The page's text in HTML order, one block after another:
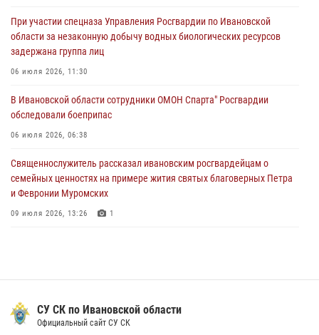
охранными организациями состоялся в Управлении Росгвардии по
Ивановской области
24 июля 2026, 15:25
патроны у местного жителя
При участии спецназа Управления Росгвардии по Ивановской
области за незаконную добычу водных биологических ресурсов
задержана группа лиц
06 июля 2026, 11:30
В Ивановской области сотрудники ОМОН Спарта" Росгвардии
обследовали боеприпас
06 июля 2026, 06:38
Священнослужитель рассказал ивановским росгвардейцам о
семейных ценностях на примере жития святых благоверных Петра
и Февронии Муромских
09 июля 2026, 13:26 1
В Иванове сотрудники Росгвардии обсудили единство общества в
эпоху исторических вызовов с лектором общества «Знание»
СУ СК по Ивановской области
Официальный сайт СУ СК